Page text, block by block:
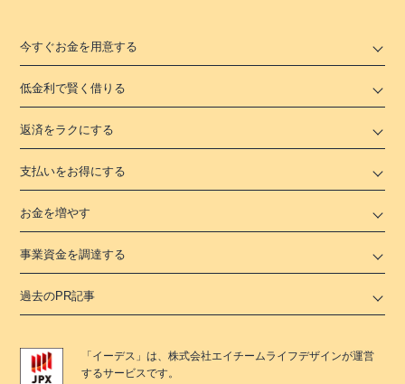
今すぐお金を用意する
低金利で賢く借りる
返済をラクにする
支払いをお得にする
お金を増やす
事業資金を調達する
過去のPR記事
「 イーデス 」は、株式会社エイチームライフデザインが運営
するサービスです。